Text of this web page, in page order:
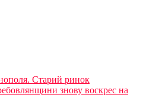
Старий ринок
знову воскрес на